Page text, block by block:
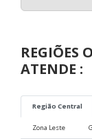
REGIÕES
ATENDE :
Região Central
Zona Leste